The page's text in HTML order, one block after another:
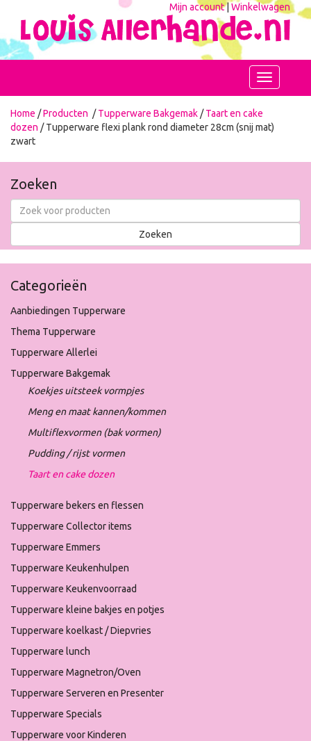
Mijn account|Winkelwagen
Toggle
navigation
Home /Producten /Tupperware Bakgemak /Taart en cake
dozen / Tupperware flexi plank rond diameter 28cm (snij mat)
zwart
Zoeken
Categorieën
Aanbiedingen Tupperware
Thema Tupperware
Tupperware Allerlei
Tupperware Bakgemak
Koekjes uitsteek vormpjes
Meng en maat kannen/kommen
Multiflexvormen (bak vormen)
Pudding / rijst vormen
Taart en cake dozen
Tupperware bekers en flessen
Tupperware Collector items
Tupperware Emmers
Tupperware Keukenhulpen
Tupperware Keukenvoorraad
Tupperware kleine bakjes en potjes
Tupperware koelkast / Diepvries
Tupperware lunch
Tupperware Magnetron/Oven
Tupperware Serveren en Presenter
Tupperware Specials
Tupperware voor Kinderen